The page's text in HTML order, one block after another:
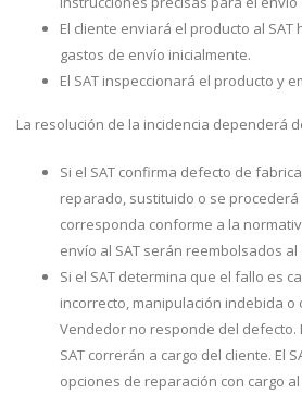
El cliente enviará el producto al
gastos de envío inicialmente.
El SAT inspeccionará el producto y
La resolución de la incidencia dependerá
Si el SAT confirma defecto de
reparado, sustituido o se
corresponda conforme a la
envío al SAT serán reembolsados al
Si el SAT determina que el fallo es
incorrecto, manipulación indebida o
Vendedor no responde del defecto.
SAT correrán a cargo del cliente. El
opciones de reparación con cargo